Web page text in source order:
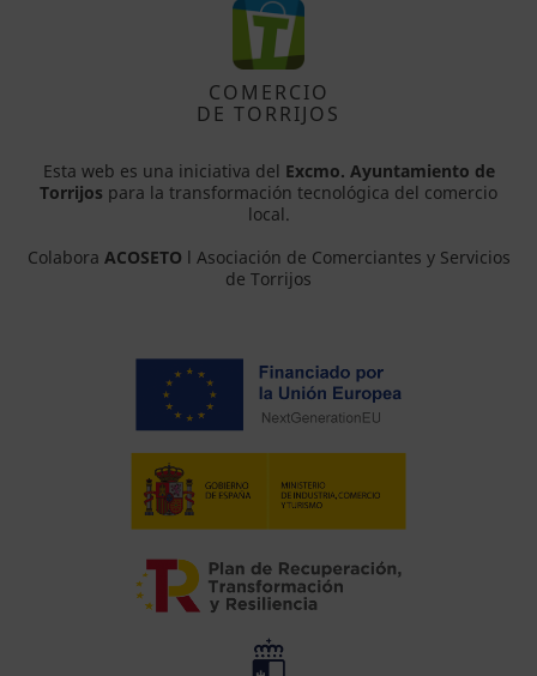
COMERCIO
DE TORRIJOS
Esta web es una iniciativa del Excmo. Ayuntamiento de
Torrijos para la transformación tecnológica del comercio
local.
Colabora ACOSETO l Asociación de Comerciantes y Servicios
de Torrijos